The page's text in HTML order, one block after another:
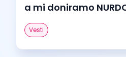
a mi doniramo
Vesti